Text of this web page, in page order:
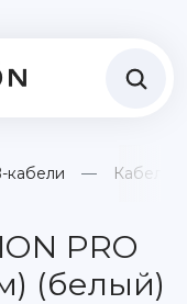
кабели Кабель
PRO
(белый)